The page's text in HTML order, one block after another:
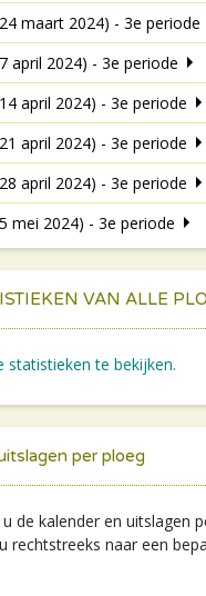
maart 2024) - 3e periode
april 2024) - 3e periode
april 2024) - 3e periode
april 2024) - 3e periode
april 2024) - 3e periode
mei 2024) - 3e periode
VAN ALLE
statistieken te bekijken.
per ploeg
de kalender en uitslagen
rechtstreeks naar een